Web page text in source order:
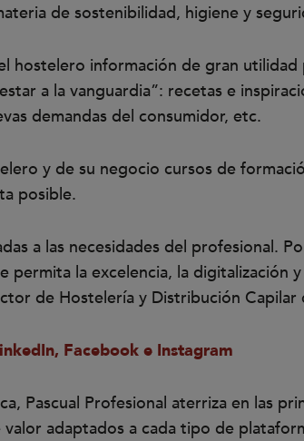
de sostenibilidad, higiene y
hostelero información de gran
a la vanguardia”: recetas e
demandas del consumidor, etc.
y de su negocio cursos de
posible.
a las necesidades del profesional.
la excelencia, la digitalización
de Hostelería y Distribución Capilar
Facebook e Instagram
Pascual Profesional aterriza en las
adaptados a cada tipo de